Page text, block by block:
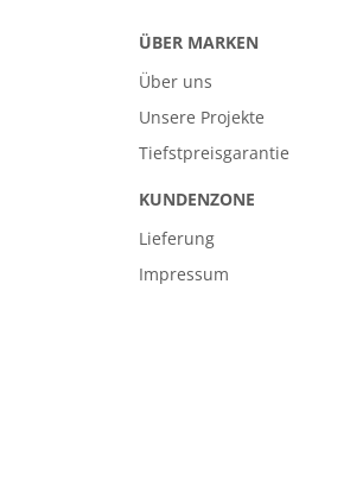
ÜBER MARKEN
Über uns
Unsere Projekte
Tiefstpreisgarantie
KUNDENZONE
Lieferung
Impressum